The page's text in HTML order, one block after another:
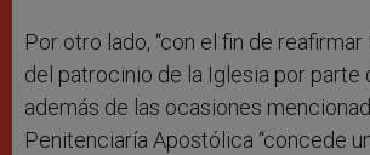
Por otro lado, “con el fin de
del patrocinio de la Iglesia por parte
además de las ocasiones
Penitenciaría Apostólica “concede